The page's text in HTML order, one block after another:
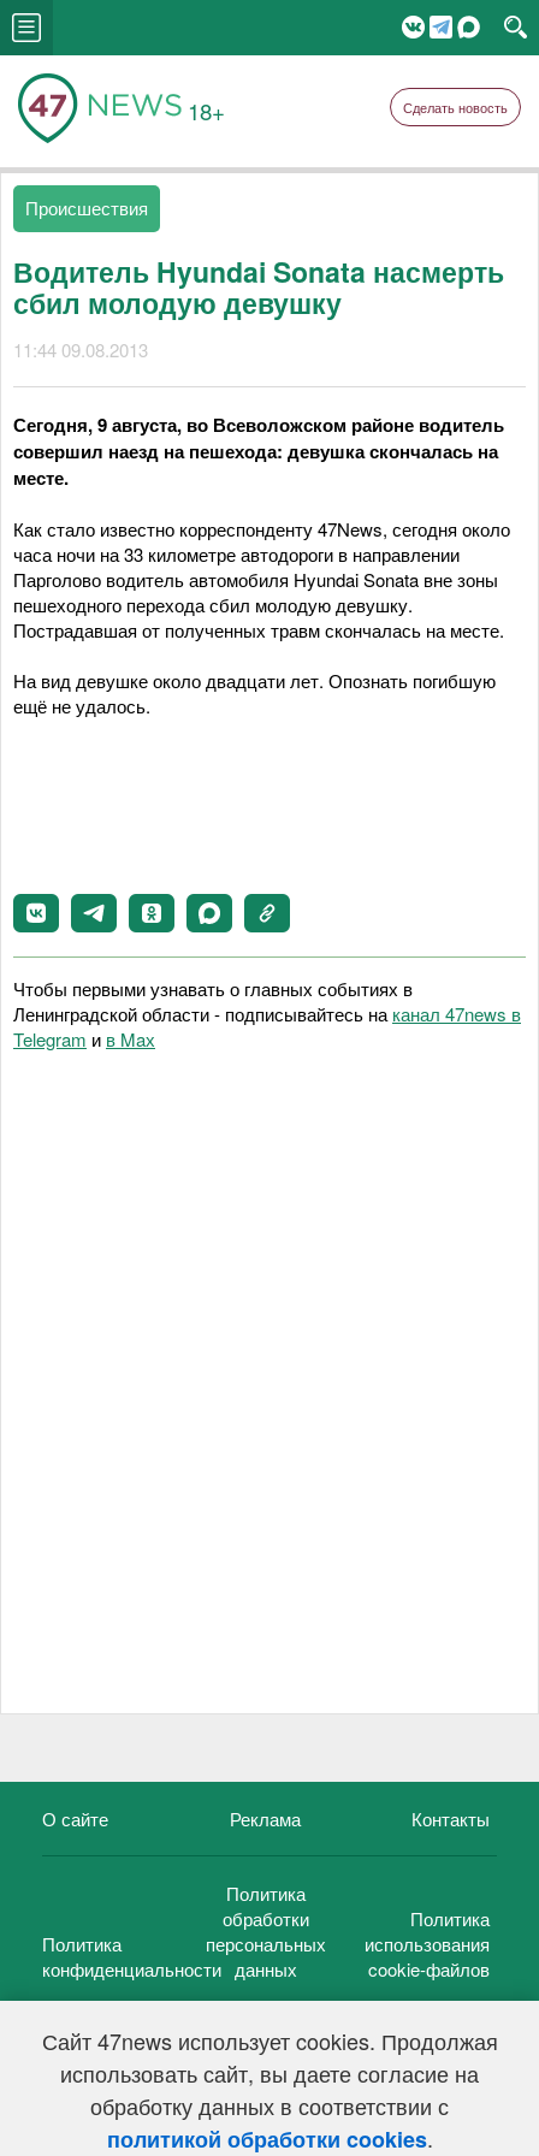
Сайт 47news использует cookies. Продолжая
использовать сайт, вы даете согласие на
обработку данных в соответствии с
политикой обработки cookies.
18+ Сделать новость
Происшествия
Водитель Hyundai Sonata насмерть
сбил молодую девушку
11:44 09.08.2013
Сегодня, 9 августа, во Всеволожском районе водитель
совершил наезд на пешехода: девушка скончалась на
месте.
Как стало известно корреспонденту 47News, сегодня около
часа ночи на 33 километре автодороги в направлении
Парголово водитель автомобиля Hyundai Sonata вне зоны
пешеходного перехода сбил молодую девушку.
Пострадавшая от полученных травм скончалась на месте.
На вид девушке около двадцати лет. Опознать погибшую
ещё не удалось.
Чтобы первыми узнавать о главных событиях в
Ленинградской области - подписывайтесь на канал 47news в
Telegram и в Maх
О сайте Реклама Контакты
Политика
конфиденциальности
Политика
обработки
персональных
данных
Политика
использования
cookie-файлов
47 новостей (47 news)2005 — 2026 г.
Свидетельство о регистрации СМИ Эл № ФС 77-39848, выдано
Федеральной службой по надзору в сфере связи,
информационных технологий и массовых коммуникаций